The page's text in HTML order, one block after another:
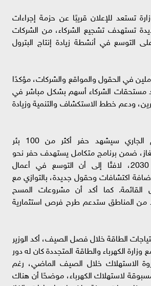
تستعد للإعلان قريبًا عن حزمة إجراءات
تستهدف تشجيع الشركاء، من الشركات
التوسع في أنشطة زيادة إنتاج البترول
في الحقول والمواقع والشركات، مؤكدًا
مستحقات الشركاء أسهم بشكل مباشر في
ودعم خطط الاستكشاف والتنمية وزيادة
وأشار إلى أن العام الجاري سيشهد حفر أكثر من 100 بئر
ضمن برنامج متكامل يستهدف حفر نحو
500 بئر حتى عام 2030، لافتًا إلى أن التوسع في أعمال
اكتشافات وحقول جديدة، بالتوازي مع
القائمة. كما أكد أن مشروعات المسح
من المناطق ستدعم طرح فرص استثمارية
الطاقة خلال فصل الصيف، أكد الوزير
الكهرباء والطاقة المتجددة كان له دور
الاستهلاك خلال الصيف الماضي، رغم
لاستهلاك الكهرباء، موضحًا أن هناك